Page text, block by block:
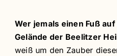
Wer jemals einen Fuß
Gelände der Beelitzer
weiß um den Zauber